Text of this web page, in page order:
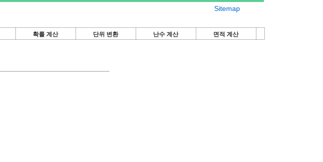
Sitemap
확률 계산 단위 변환 난수 계산 면적 계산